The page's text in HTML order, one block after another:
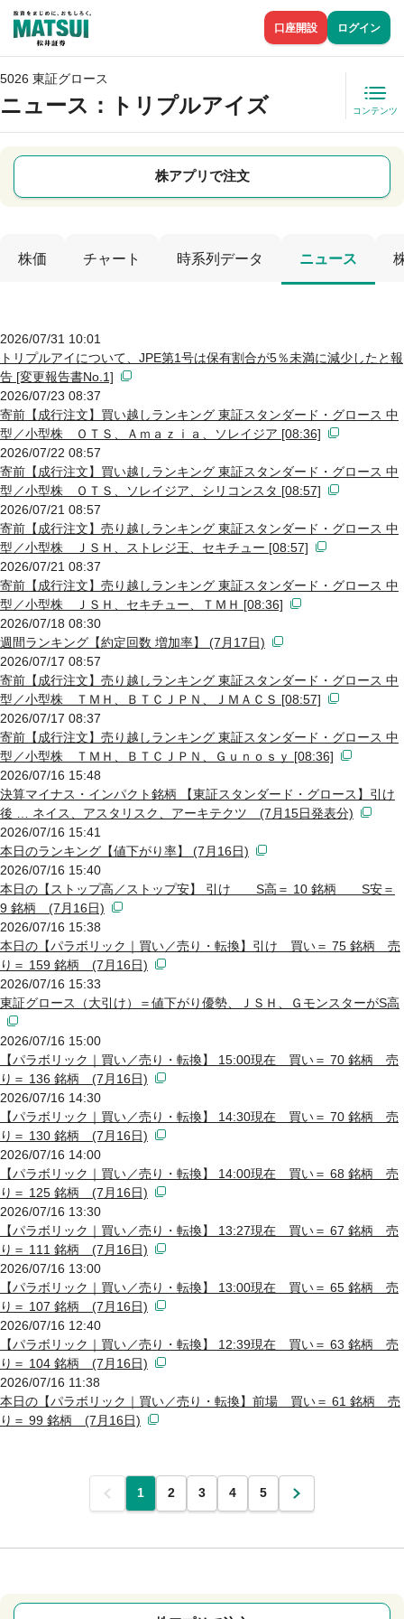
口座開設 ログイン
5026 東証グロース
ニュース ：トリプルアイズ コンテンツ
株アプリで注文
株価 チャート 時系列データ ニュース
2026/07/31 10:01
トリプルアイについて、JPE第1号は保有割合が5％未満に減少したと報
告 [変更報告書No.1]
2026/07/23 08:37
寄前【成行注文】買い越しランキング 東証スタンダード・グロース 中
型／小型株 ＯＴＳ、Ａｍａｚｉａ、ソレイジア [08:36]
2026/07/22 08:57
寄前【成行注文】買い越しランキング 東証スタンダード・グロース 中
型／小型株 ＯＴＳ、ソレイジア、シリコンスタ [08:57]
2026/07/21 08:57
寄前【成行注文】売り越しランキング 東証スタンダード・グロース 中
型／小型株 ＪＳＨ、ストレジ王、セキチュー [08:57]
2026/07/21 08:37
寄前【成行注文】売り越しランキング 東証スタンダード・グロース 中
型／小型株 ＪＳＨ、セキチュー、ＴＭＨ [08:36]
2026/07/18 08:30
週間ランキング【約定回数 増加率】 (7月17日)
2026/07/17 08:57
寄前【成行注文】売り越しランキング 東証スタンダード・グロース 中
型／小型株 ＴＭＨ、ＢＴＣＪＰＮ、ＪＭＡＣＳ [08:57]
2026/07/17 08:37
寄前【成行注文】売り越しランキング 東証スタンダード・グロース 中
型／小型株 ＴＭＨ、ＢＴＣＪＰＮ、Ｇｕｎｏｓｙ [08:36]
2026/07/16 15:48
決算マイナス・インパクト銘柄 【東証スタンダード・グロース】引け
後 … ネイス、アスタリスク、アーキテクツ (7月15日発表分)
2026/07/16 15:41
本日のランキング【値下がり率】 (7月16日)
2026/07/16 15:40
本日の【ストップ高／ストップ安】 引け S高＝ 10 銘柄 S安＝
9 銘柄 (7月16日)
2026/07/16 15:38
本日の【パラボリック｜買い／売り・転換】引け 買い＝ 75 銘柄 売
り＝ 159 銘柄 (7月16日)
2026/07/16 15:33
東証グロース（大引け）＝値下がり優勢、ＪＳＨ、ＧモンスターがS高
2026/07/16 15:00
【パラボリック｜買い／売り・転換】 15:00現在 買い＝ 70 銘柄 売
り＝ 136 銘柄 (7月16日)
2026/07/16 14:30
【パラボリック｜買い／売り・転換】 14:30現在 買い＝ 70 銘柄 売
り＝ 130 銘柄 (7月16日)
2026/07/16 14:00
【パラボリック｜買い／売り・転換】 14:00現在 買い＝ 68 銘柄 売
り＝ 125 銘柄 (7月16日)
2026/07/16 13:30
【パラボリック｜買い／売り・転換】 13:27現在 買い＝ 67 銘柄 売
り＝ 111 銘柄 (7月16日)
2026/07/16 13:00
【パラボリック｜買い／売り・転換】 13:00現在 買い＝ 65 銘柄 売
り＝ 107 銘柄 (7月16日)
2026/07/16 12:40
【パラボリック｜買い／売り・転換】 12:39現在 買い＝ 63 銘柄 売
り＝ 104 銘柄 (7月16日)
2026/07/16 11:38
本日の【パラボリック｜買い／売り・転換】前場 買い＝ 61 銘柄 売
り＝ 99 銘柄 (7月16日)
前 1 2 3 4 5 次